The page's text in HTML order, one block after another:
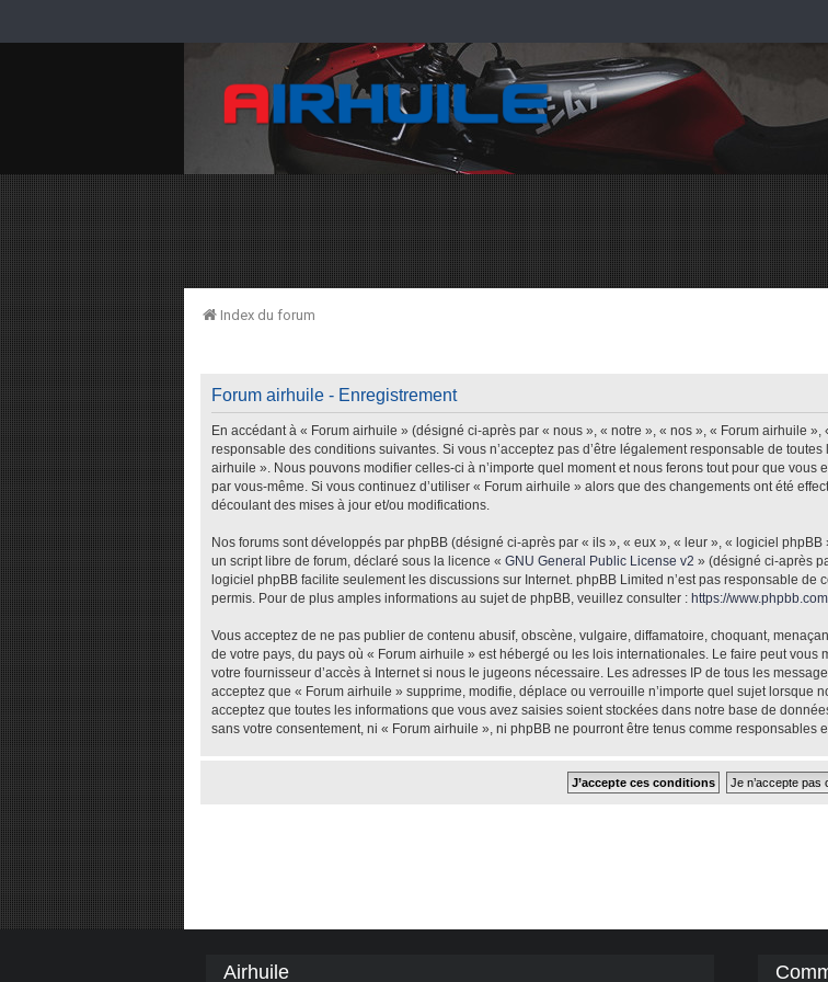
Index du forum
Forum airhuile - Enregistrement
En accédant à « Forum airhuile » (désigné ci-après par « nous », « notre », « nos », « Forum airhuile
responsable des conditions suivantes. Si vous n’acceptez pas d’être légalement responsable de
airhuile ». Nous pouvons modifier celles-ci à n’importe quel moment et nous ferons tout pour que
par vous-même. Si vous continuez d’utiliser « Forum airhuile » alors que des changements ont été
découlant des mises à jour et/ou modifications.
Nos forums sont développés par phpBB (désigné ci-après par « ils », « eux », « leur », « logiciel
un script libre de forum, déclaré sous la licence « GNU General Public License v2 » (désigné ci-après
logiciel phpBB facilite seulement les discussions sur Internet. phpBB Limited n’est pas responsable
permis. Pour de plus amples informations au sujet de phpBB, veuillez consulter : https://
Vous acceptez de ne pas publier de contenu abusif, obscène, vulgaire, diffamatoire, choquant,
de votre pays, du pays où « Forum airhuile » est hébergé ou les lois internationales. Le faire peut
votre fournisseur d’accès à Internet si nous le jugeons nécessaire. Les adresses IP de tous les
acceptez que « Forum airhuile » supprime, modifie, déplace ou verrouille n’importe quel sujet lorsque
acceptez que toutes les informations que vous avez saisies soient stockées dans notre base de
sans votre consentement, ni « Forum airhuile », ni phpBB ne pourront être tenus comme responsables
Airhuile